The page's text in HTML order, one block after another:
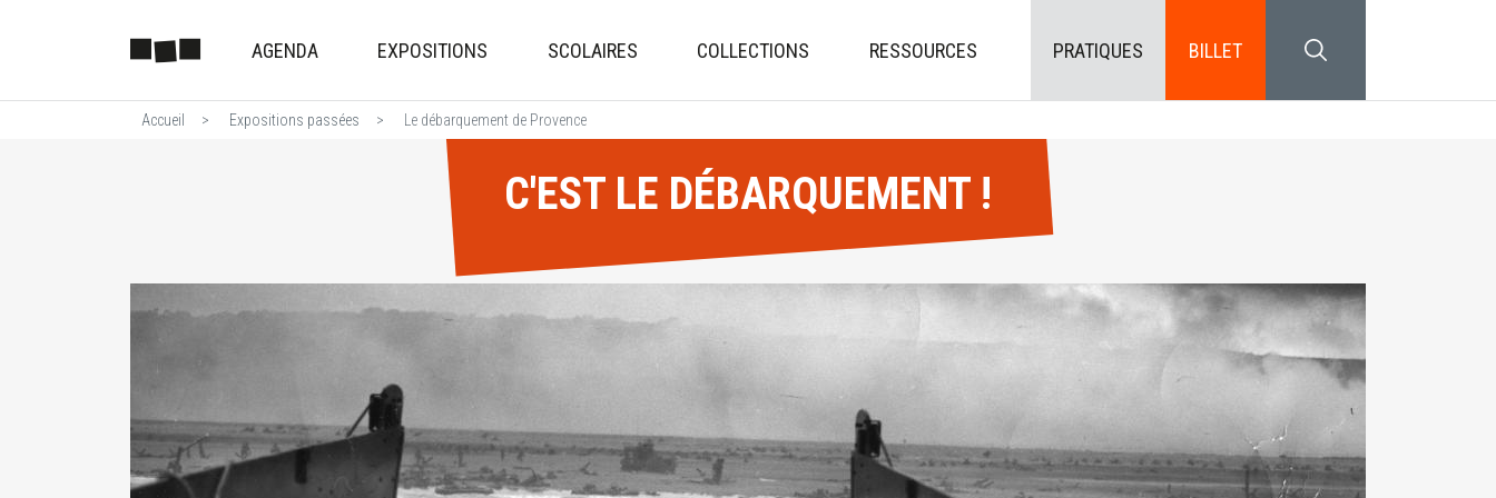
au
AGENDA EXPOSITIONS SCOLAIRES COLLECTIONS RESSOURCES PRATIQUES BILLET SEARCH BLOCK
Accueil Expositions passées Le débarquement de Provence
C'EST LE DÉBARQUEMENT !